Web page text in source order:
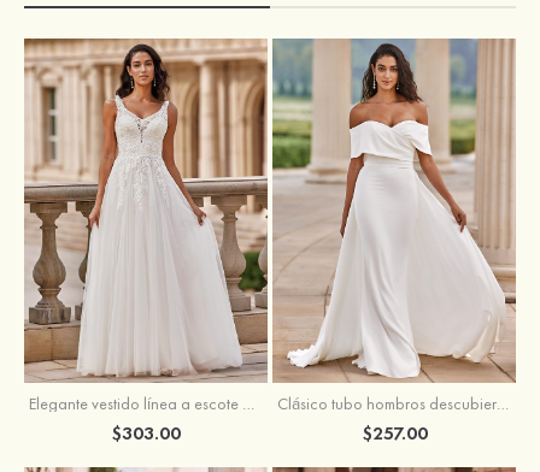
Elegante vestido línea a escote en v barrer tren tul vestido de novia
$303.00
Clásico tubo hombros descubiertos desmontable crepé elástico vestido de novia
$257.00